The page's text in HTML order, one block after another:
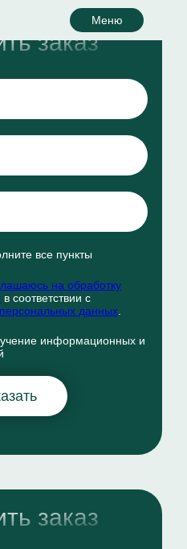
заказ
все пункты
на обработку
в соответствии с
данных
информационных и
заказ
Меню